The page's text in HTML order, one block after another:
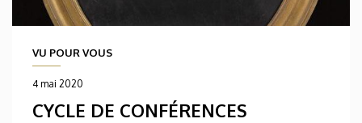
VU POUR VOUS
4 mai 2020
CYCLE DE CONFÉRENCES